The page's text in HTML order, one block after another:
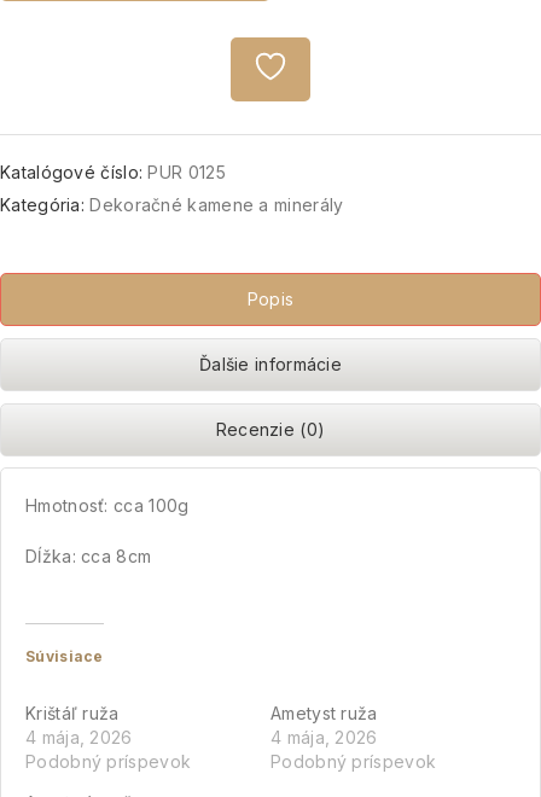
Katalógové číslo:PUR 0125
Kategória:Dekoračné kamene a minerály
Popis
Ďalšie informácie
Recenzie (0)
Hmotnosť: cca 100g
Dĺžka: cca 8cm
Súvisiace
Krištáľ ruža
4 mája, 2026
Podobný príspevok
Ametyst ruža
4 mája, 2026
Podobný príspevok